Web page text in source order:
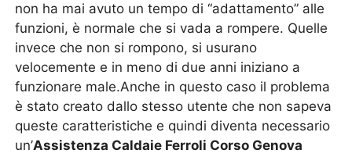
non ha mai avuto un tempo di “adattamento” alle
funzioni, è normale che si vada a rompere. Quelle
invece che non si rompono, si usurano
velocemente e in meno di due anni iniziano a
funzionare male.Anche in questo caso il problema
è stato creato dallo stesso utente che non sapeva
queste caratteristiche e quindi diventa necessario
un’Assistenza Caldaie Ferroli Corso Genova